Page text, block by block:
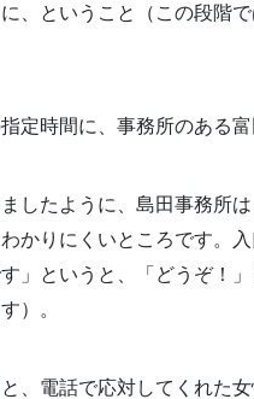
、ということ（この段階
定時間に、事務所のある
したように、島田事務所
かりにくいところです。
す」というと、「どうぞ！
）。
、電話で応対してくれた